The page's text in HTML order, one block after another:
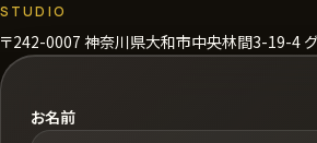
STUDIO
〒242-0007 神奈川県大和市中央林間3-19-4
お名前